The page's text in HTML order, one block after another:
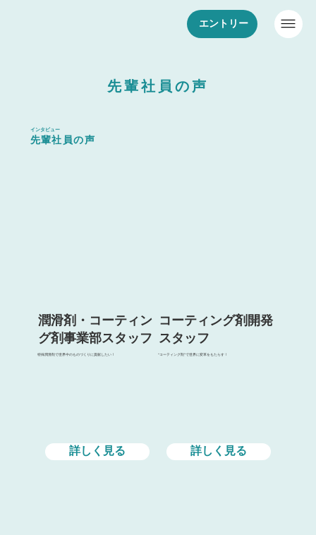
エントリー
インタビュー
先輩社員の声
詳しく見る
潤滑剤・コーティン
グ剤事業部スタッフ
特殊潤滑剤で世界中のものづくりに貢献したい！
詳しく見る
コーティング剤開発
スタッフ
“コーティング剤”で世界に変革をもたらす！
先輩社員の声